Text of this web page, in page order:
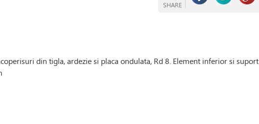
SHARE
din tigla, ardezie si placa ondulata, Rd 8. Element inferior si